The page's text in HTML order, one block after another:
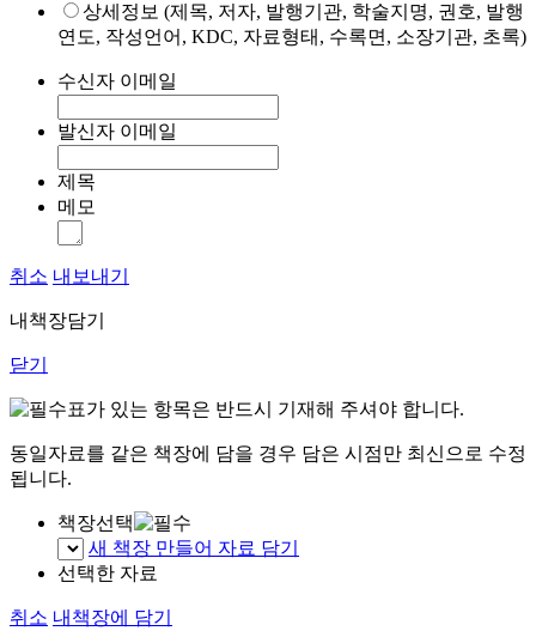
상세정보 (제목, 저자, 발행기관, 학술지명, 권호, 발행
연도, 작성언어, KDC, 자료형태, 수록면, 소장기관, 초록)
수신자 이메일
발신자 이메일
제목
메모
취소 내보내기
내책장담기
닫기
표가 있는 항목은 반드시 기재해 주셔야 합니다.
동일자료를 같은 책장에 담을 경우 담은 시점만 최신으로 수정
됩니다.
책장선택
새 책장 만들어 자료 담기
선택한 자료
취소 내책장에 담기